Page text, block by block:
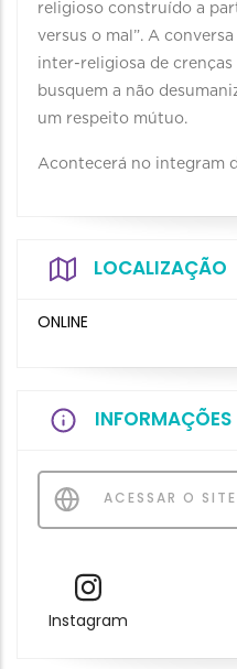
religioso construído a
versus o mal”. A
inter-religiosa de
busquem a não
um respeito mútuo.
Acontecerá no integram
LOCALIZAÇÃO
ONLINE
INFORMAÇÕES
ACESSAR O SITE
Instagram